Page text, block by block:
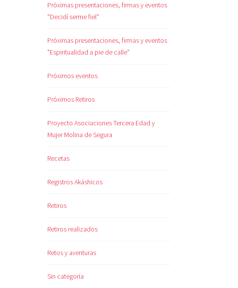
Próximas presentaciones, firmas y eventos
"Decidí serme fiel"
Próximas presentaciones, firmas y eventos
"Espiritualidad a pie de calle"
Próximos eventos
Próximos Retiros
Proyecto Asociaciones Tercera Edad y
Mujer Molina de Segura
Recetas
Registros Akáshicos
Retiros
Retiros realizados
Retos y aventuras
Sin categoría